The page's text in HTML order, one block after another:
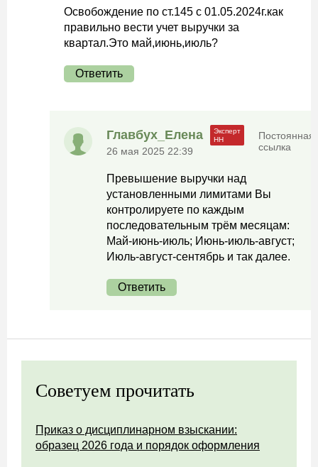
Освобождение по ст.145 с 01.05.2024г.как
правильно вести учет выручки за
квартал.Это май,июнь,июль?
Ответить
Главбух_Елена
26 мая 2025 22:39
Постоянная
ссылка
Превышение выручки над
установленными лимитами Вы
контролируете по каждым
последовательным трём месяцам:
Май-июнь-июль; Июнь-июль-август;
Июль-август-сентябрь и так далее.
Ответить
Советуем прочитать
Приказ о дисциплинарном взыскании:
образец 2026 года и порядок оформления